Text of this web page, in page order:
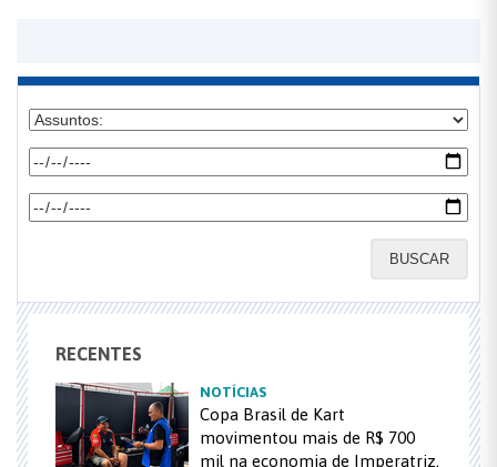
BUSCAR
RECENTES
NOTÍCIAS
Copa Brasil de Kart
movimentou mais de R$ 700
mil na economia de Imperatriz,